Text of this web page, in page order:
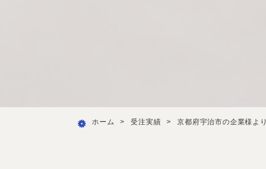
ホーム > 受注実績 > 京都府宇治市の企業様より